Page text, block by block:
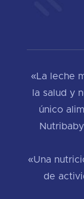
«La leche
la salud y
único
«Una
de